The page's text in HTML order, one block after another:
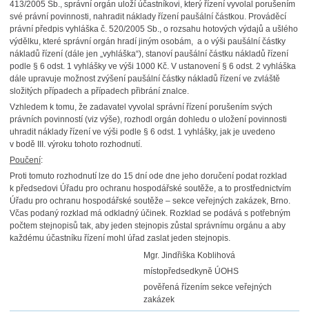
413/2005 Sb., správní orgán uloží účastníkovi, který řízení vyvolal porušením
své právní povinnosti, nahradit náklady řízení paušální částkou. Prováděcí
právní předpis vyhláška č. 520/2005 Sb., o rozsahu hotových výdajů a ušlého
výdělku, které správní orgán hradí jiným osobám, a o výši paušální částky
nákladů řízení (dále jen „vyhláška“), stanoví paušální částku nákladů řízení
podle § 6 odst. 1 vyhlášky ve výši 1000 Kč. V ustanovení § 6 odst. 2 vyhláška
dále upravuje možnost zvýšení paušální částky nákladů řízení ve zvláště
složitých případech a případech přibrání znalce.
Vzhledem k tomu, že zadavatel vyvolal správní řízení porušením svých
právních povinností (viz výše), rozhodl orgán dohledu o uložení povinnosti
uhradit náklady řízení ve výši podle § 6 odst. 1 vyhlášky, jak je uvedeno
v bodě III. výroku tohoto rozhodnutí.
Poučení:
Proti tomuto rozhodnutí lze do 15 dní ode dne jeho doručení podat rozklad
k předsedovi Úřadu pro ochranu hospodářské soutěže, a to prostřednictvím
Úřadu pro ochranu hospodářské soutěže – sekce veřejných zakázek, Brno.
Včas podaný rozklad má odkladný účinek. Rozklad se podává s potřebným
počtem stejnopisů tak, aby jeden stejnopis zůstal správnímu orgánu a aby
každému účastníku řízení mohl úřad zaslat jeden stejnopis.
Mgr. Jindřiška Koblihová
místopředsedkyně ÚOHS
pověřená řízením sekce veřejných
zakázek